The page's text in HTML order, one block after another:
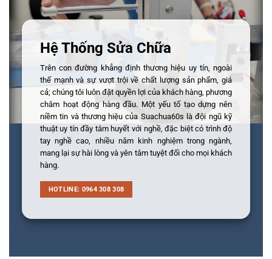
Hệ Thống Sửa Chữa
Trên con đường khẳng định thương hiệu uy tín, ngoài
thế mạnh và sự vượt trội về chất lượng sản phẩm, giá
cả; chúng tôi luôn đặt quyền lợi của khách hàng, phương
châm hoạt động hàng đầu. Một yếu tố tạo dựng nên
niềm tin và thương hiệu của Suachua60s là đội ngũ kỹ
thuật uy tín đầy tâm huyết với nghề, đặc biệt có trình độ
tay nghề cao, nhiều năm kinh nghiệm trong ngành,
mang lại sự hài lòng và yên tâm tuyệt đối cho mọi khách
hàng.
HOTLINE: 0964 308 308